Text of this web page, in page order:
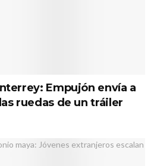
Empujón envía a
ruedas de un tráiler